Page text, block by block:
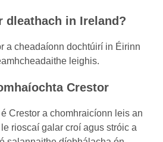
dleathach in Ireland?
a cheadaíonn dochtúirí in Éirinn
leighis.
Crestor
Crestor a chomhraicíonn leis an
rioscaí galar croí agus stróic a